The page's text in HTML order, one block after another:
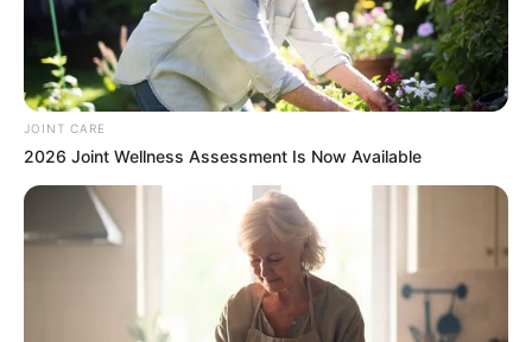
CVS’s Nightmare Comes True: Men Ditching Viagra
For This 87¢ Generic Aisle 7 Hack
FRIDAY PLANS
JOINT CARE
2026 Joint Wellness Assessment Is Now Available